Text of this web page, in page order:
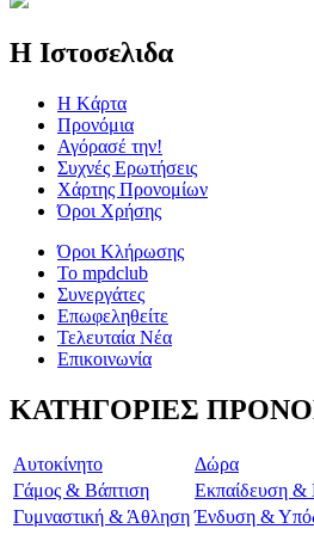
Η Ιστοσελιδα
Η Kάρτα
Προνόμια
Αγόρασέ την!
Συχνές Ερωτήσεις
Χάρτης Προνομίων
Όροι Χρήσης
Όροι Κλήρωσης
To mpdclub
Συνεργάτες
Επωφεληθείτε
Τελευταία Νέα
Επικοινωνία
ΚΑΤΗΓΟΡΙΕΣ
Aυτοκίνητο Δώρα
Γάμος & Βάπτιση
Εκπαίδευση &
Γυμναστική & Άθληση Ένδυση &